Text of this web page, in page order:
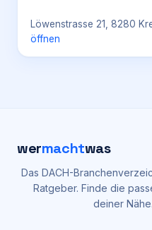
Löwenstrasse 21, 8280
öffnen
wermachtwas
Das DACH-
Ratgeber. Finde die
deiner Nähe.